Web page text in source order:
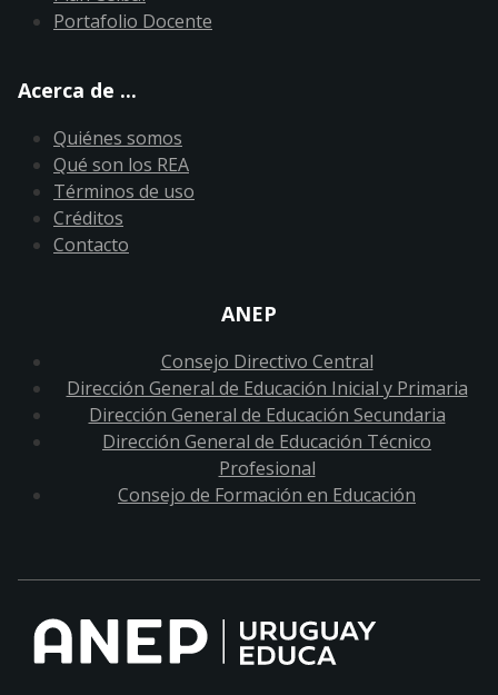
Portafolio Docente
Acerca de ...
Quiénes somos
Qué son los REA
Términos de uso
Créditos
Contacto
ANEP
Consejo Directivo Central
Dirección General de Educación Inicial y Primaria
Dirección General de Educación Secundaria
Dirección General de Educación Técnico
Profesional
Consejo de Formación en Educación